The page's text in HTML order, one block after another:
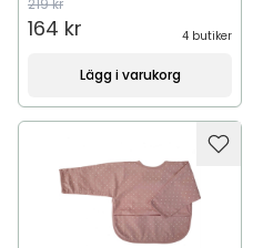
219 kr
164 kr 4 butiker
Lägg i varukorg